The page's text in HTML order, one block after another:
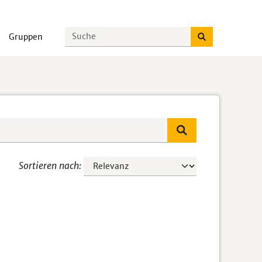
Gruppen
Sortieren nach